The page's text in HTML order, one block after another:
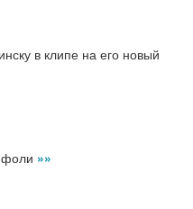
в клипе на его новый
»»